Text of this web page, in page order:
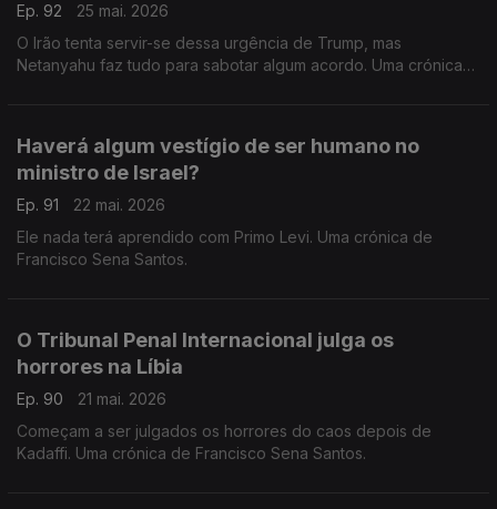
Ep. 92
25 mai. 2026
O Irão tenta servir-se dessa urgência de Trump, mas
Netanyahu faz tudo para sabotar algum acordo. Uma crónica
Haverá algum vestígio de ser humano no
ministro de Israel?
Ep. 91
22 mai. 2026
Ele nada terá aprendido com Primo Levi. Uma crónica de
Francisco Sena Santos.
O Tribunal Penal Internacional julga os
horrores na Líbia
Ep. 90
21 mai. 2026
Começam a ser julgados os horrores do caos depois de
Kadaffi. Uma crónica de Francisco Sena Santos.